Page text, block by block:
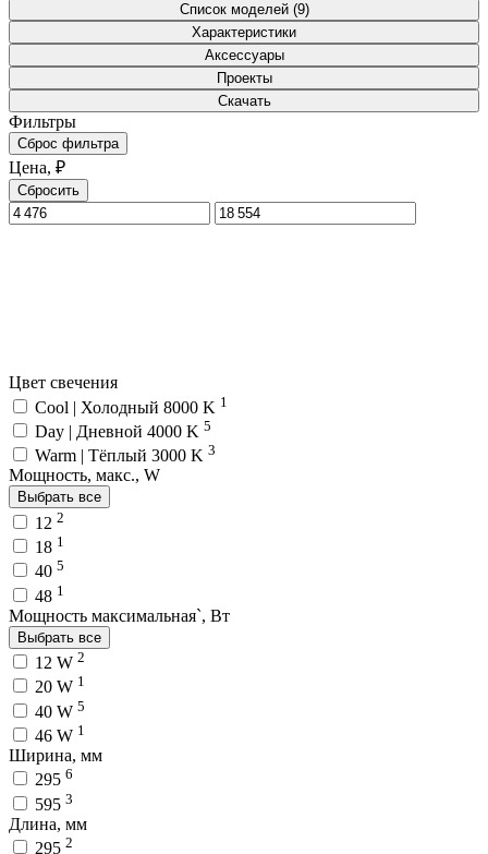
Список моделей (9)
Характеристики
Аксессуары
Проекты
Скачать
Фильтры
Сброс фильтра
Цена, ₽
Сбросить
Цвет свечения
Cool | Холодный 8000 K 1
Day | Дневной 4000 K 5
Warm | Тёплый 3000 K 3
Мощность, макс., W
Выбрать все
12 2
18 1
40 5
48 1
Мощность максимальная`, Вт
Выбрать все
12 W 2
20 W 1
40 W 5
46 W 1
Ширина, мм
295 6
595 3
Длина, мм
295 2